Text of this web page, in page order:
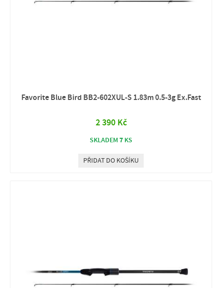
Favorite Blue Bird BB2‑602XUL‑S 1.83m 0.5‑3g Ex.Fast
2 390 Kč
SKLADEM7 KS
PŘIDAT DO KOŠÍKU